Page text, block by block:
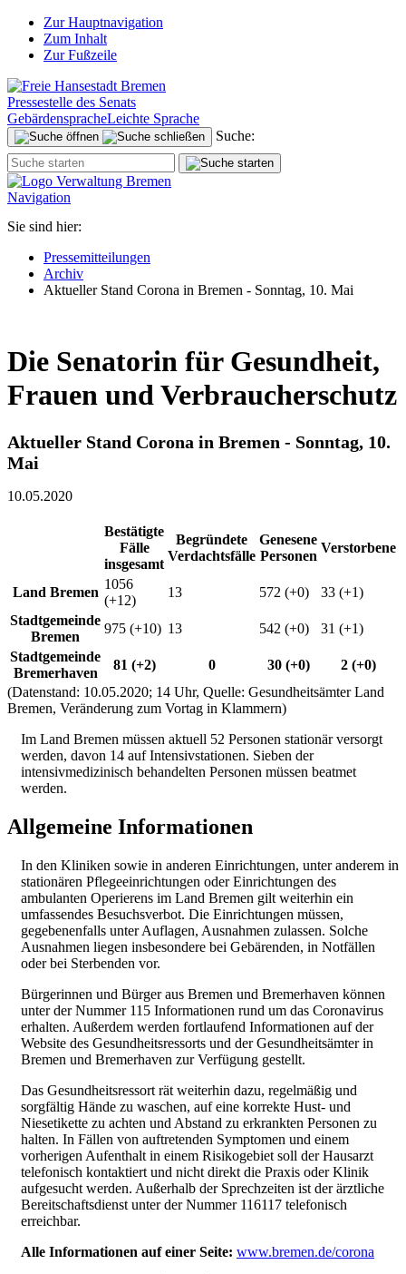
Zur Hauptnavigation
Zum Inhalt
Zur Fußzeile
Pressestelle des Senats
GebärdenspracheLeichte Sprache
Suche:
Navigation
Sie sind hier:
Pressemitteilungen
Archiv
Aktueller Stand Corona in Bremen - Sonntag, 10. Mai
Die Senatorin für Gesundheit,
Frauen und Verbraucherschutz
Aktueller Stand Corona in Bremen - Sonntag, 10.
Mai
10.05.2020
Bestätigte
Fälle
insgesamt
Begründete
Verdachtsfälle
Genesene
Personen
Verstorbene
Land Bremen
1056
(+12)
13 572 (+0)
33 (+1)
Stadtgemeinde
Bremen
975 (+10) 13 542 (+0)
31 (+1)
Stadtgemeinde
Bremerhaven
81 (+2) 0 30 (+0)
2 (+0)
(Datenstand: 10.05.2020; 14 Uhr, Quelle: Gesundheitsämter Land
Bremen, Veränderung zum Vortag in Klammern)
Im Land Bremen müssen aktuell 52 Personen stationär versorgt
werden, davon 14 auf Intensivstationen. Sieben der
intensivmedizinisch behandelten Personen müssen beatmet
werden.
Allgemeine Informationen
In den Kliniken sowie in anderen Einrichtungen, unter anderem in
stationären Pflegeeinrichtungen oder Einrichtungen des
ambulanten Operierens im Land Bremen gilt weiterhin ein
umfassendes Besuchsverbot. Die Einrichtungen müssen,
gegebenenfalls unter Auflagen, Ausnahmen zulassen. Solche
Ausnahmen liegen insbesondere bei Gebärenden, in Notfällen
oder bei Sterbenden vor.
Bürgerinnen und Bürger aus Bremen und Bremerhaven können
unter der Nummer 115 Informationen rund um das Coronavirus
erhalten. Außerdem werden fortlaufend Informationen auf der
Website des Gesundheitsressorts und der Gesundheitsämter in
Bremen und Bremerhaven zur Verfügung gestellt.
Das Gesundheitsressort rät weiterhin dazu, regelmäßig und
sorgfältig Hände zu waschen, auf eine korrekte Hust- und
Niesetikette zu achten und Abstand zu erkrankten Personen zu
halten. In Fällen von auftretenden Symptomen und einem
vorherigen Aufenthalt in einem Risikogebiet soll der Hausarzt
telefonisch kontaktiert und nicht direkt die Praxis oder Klinik
aufgesucht werden. Außerhalb der Sprechzeiten ist der ärztliche
Bereitschaftsdienst unter der Nummer 116117 telefonisch
erreichbar.
Alle Informationen auf einer Seite: www.bremen.de/corona